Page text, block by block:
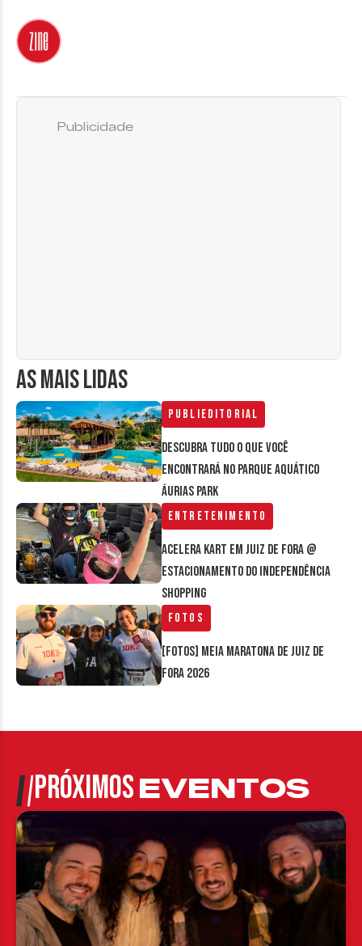
AS MAIS LIDAS
Publieditorial
Descubra tudo o que você
encontrará no parque aquático
Áurias Park
Entretenimento
Acelera Kart em Juiz de Fora @
estacionamento do Independência
Shopping
Fotos
[FOTOS] Meia Maratona de Juiz de
Fora 2026
Publicidade
PRÓXIMOSEVENTOS